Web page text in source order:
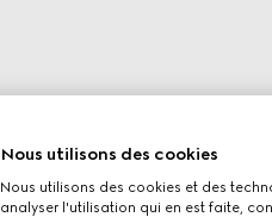
Nous utilisons des cookies
Nous utilisons des cookies et des
analyser l'utilisation qui en est faite,